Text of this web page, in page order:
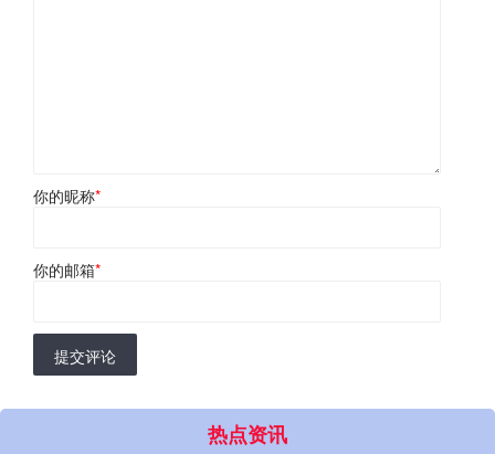
你的昵称*
你的邮箱*
提交评论
热点资讯